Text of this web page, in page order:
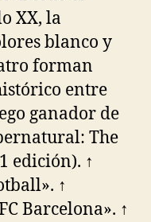
XX, la
blanco y
forman
entre
ganador de
The
edición). ↑
↑
Barcelona». ↑